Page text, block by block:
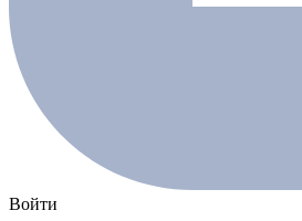
Войти